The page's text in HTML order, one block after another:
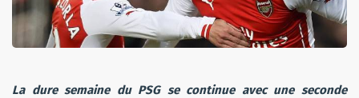
La dure semaine du PSG se continue avec une seconde